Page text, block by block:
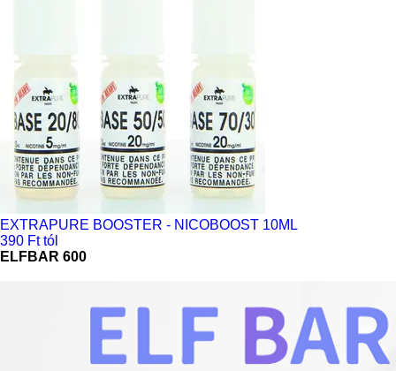
EXTRAPURE BOOSTER - NICOBOOST 10ML
390 Ft tól
ELFBAR 600